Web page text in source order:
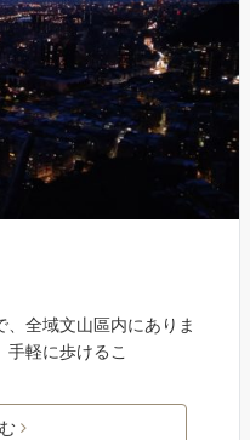
全域文山區内にありま
手軽に歩けるこ